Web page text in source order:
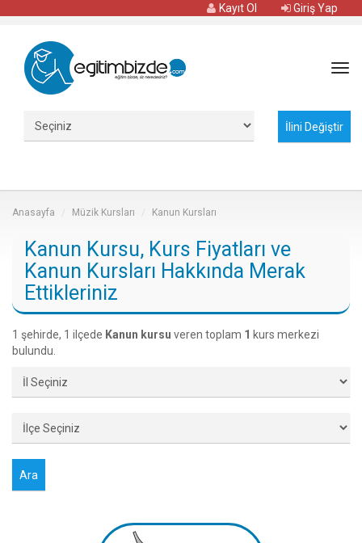
Giriş Yap
Kayıt Ol
Anasayfa Müzik Kursları Kanun Kursları
Kanun Kursu, Kurs Fiyatları ve
Kanun Kursları Hakkında Merak
Ettikleriniz
1 şehirde, 1 ilçede Kanun kursu veren toplam 1 kurs merkezi
bulundu.